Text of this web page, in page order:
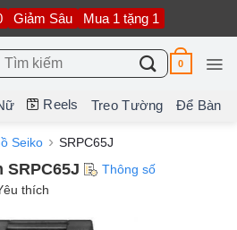
Giảm Sâu Mua 1 tặng 1
0
Reels Treo Tường Để Bàn
Seiko SRPC65J
SRPC65J
Thông số
thích